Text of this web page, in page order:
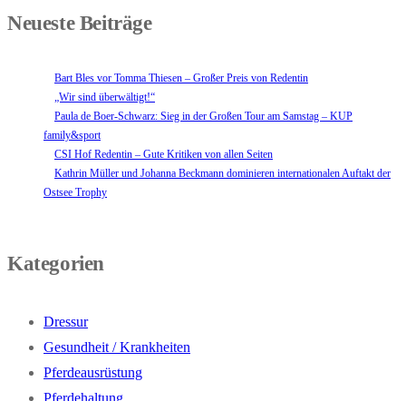
Neueste Beiträge
Bart Bles vor Tomma Thiesen – Großer Preis von Redentin
„Wir sind überwältigt!“
Paula de Boer-Schwarz: Sieg in der Großen Tour am Samstag – KUP
family&sport
CSI Hof Redentin – Gute Kritiken von allen Seiten
Kathrin Müller und Johanna Beckmann dominieren internationalen Auftakt der
Ostsee Trophy
Kategorien
Dressur
Gesundheit / Krankheiten
Pferdeausrüstung